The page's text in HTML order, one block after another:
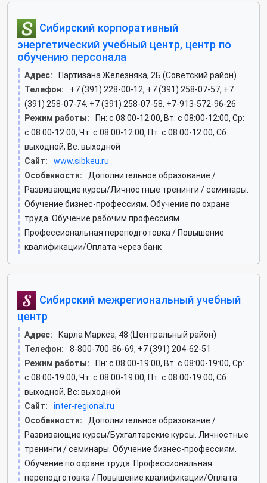
Сибирский корпоративный
энергетический учебный центр, центр по
обучению персонала
Адрес:
Партизана Железняка, 2Б (Советский район)
Телефон:
+7 (391) 228-00-12, +7 (391) 258-07-57, +7
(391) 258-07-74, +7 (391) 258-07-58, +7-913-572-96-26
Режим работы:
Пн: c 08:00-12:00, Вт: c 08:00-12:00, Ср:
c 08:00-12:00, Чт: c 08:00-12:00, Пт: c 08:00-12:00, Сб:
выходной, Вс: выходной
Сайт:
www.sibkeu.ru
Особенности:
Дополнительное образование /
Развивающие курсы/Личностные тренинги / семинары.
Обучение бизнес-профессиям. Обучение по охране
труда. Обучение рабочим профессиям.
Профессиональная переподготовка / Повышение
квалификации/Оплата через банк
Сибирский межрегиональный учебный
центр
Адрес:
Карла Маркса, 48 (Центральный район)
Телефон:
8-800-700-86-69, +7 (391) 204-62-51
Режим работы:
Пн: c 08:00-19:00, Вт: c 08:00-19:00, Ср:
c 08:00-19:00, Чт: c 08:00-19:00, Пт: c 08:00-19:00, Сб:
выходной, Вс: выходной
Сайт:
inter-regional.ru
Особенности:
Дополнительное образование /
Развивающие курсы/Бухгалтерские курсы. Личностные
тренинги / семинары. Обучение бизнес-профессиям.
Обучение по охране труда. Профессиональная
переподготовка / Повышение квалификации/Оплата